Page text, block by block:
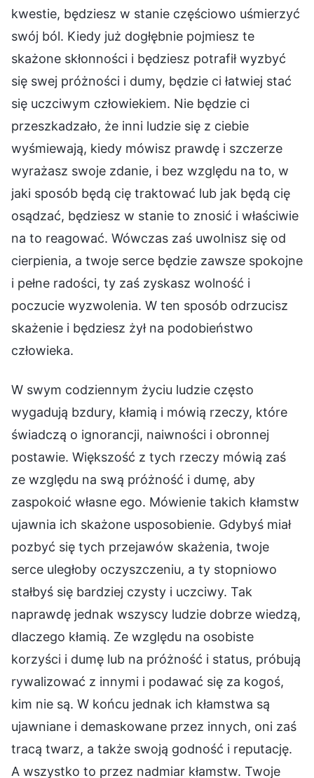
kwestie, będziesz w stanie częściowo uśmierzyć
swój ból. Kiedy już dogłębnie pojmiesz te
skażone skłonności i będziesz potrafił wyzbyć
się swej próżności i dumy, będzie ci łatwiej stać
się uczciwym człowiekiem. Nie będzie ci
przeszkadzało, że inni ludzie się z ciebie
wyśmiewają, kiedy mówisz prawdę i szczerze
wyrażasz swoje zdanie, i bez względu na to, w
jaki sposób będą cię traktować lub jak będą cię
osądzać, będziesz w stanie to znosić i właściwie
na to reagować. Wówczas zaś uwolnisz się od
cierpienia, a twoje serce będzie zawsze spokojne
i pełne radości, ty zaś zyskasz wolność i
poczucie wyzwolenia. W ten sposób odrzucisz
skażenie i będziesz żył na podobieństwo
człowieka.
W swym codziennym życiu ludzie często
wygadują bzdury, kłamią i mówią rzeczy, które
świadczą o ignorancji, naiwności i obronnej
postawie. Większość z tych rzeczy mówią zaś
ze względu na swą próżność i dumę, aby
zaspokoić własne ego. Mówienie takich kłamstw
ujawnia ich skażone usposobienie. Gdybyś miał
pozbyć się tych przejawów skażenia, twoje
serce uległoby oczyszczeniu, a ty stopniowo
stałbyś się bardziej czysty i uczciwy. Tak
naprawdę jednak wszyscy ludzie dobrze wiedzą,
dlaczego kłamią. Ze względu na osobiste
korzyści i dumę lub na próżność i status, próbują
rywalizować z innymi i podawać się za kogoś,
kim nie są. W końcu jednak ich kłamstwa są
ujawniane i demaskowane przez innych, oni zaś
tracą twarz, a także swoją godność i reputację.
A wszystko to przez nadmiar kłamstw. Twoje